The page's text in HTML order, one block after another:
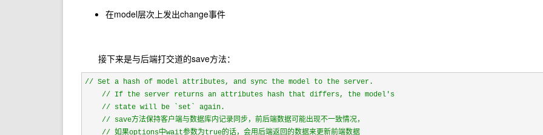
在model层次上发出change事件
接下来是与后端打交道的save方法：
// Set a hash of model attributes, and sync the model to the server.
//
If the server returns an attributes hash that differs, the model's
//
state will be `set` again.
//
save方法保持客户端与数据库内记录同步，前后端数据可能出现不一致情况，
// 如果options中wait参数为true的话，会用后端返回的数据来更新前端数据